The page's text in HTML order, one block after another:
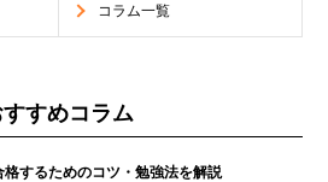
コラム一覧
すすめコラム
するためのコツ・勉強法を解説